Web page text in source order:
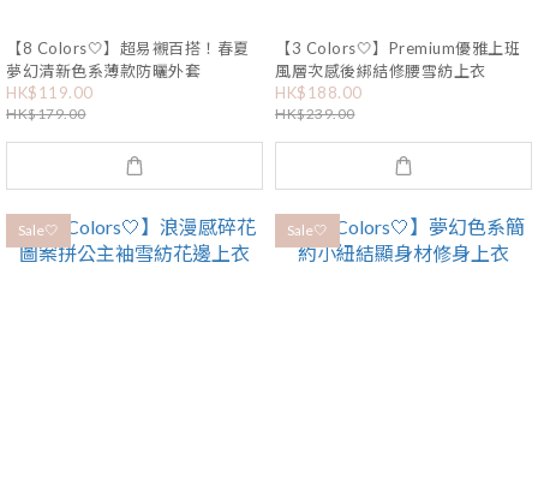
【8 Colors🤍】超易襯百搭！春夏
夢幻清新色系薄款防曬外套
HK$119.00
HK$179.00
【3 Colors🤍】Premium優雅上班
風層次感後綁結修腰雪紡上衣
HK$188.00
HK$239.00
Sale🤍 Sale🤍